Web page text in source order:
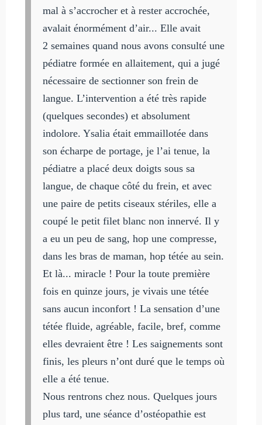
mal à s’accrocher et à rester accrochée,
avalait énormément d’air... Elle avait
2 semaines quand nous avons consulté une
pédiatre formée en allaitement, qui a jugé
nécessaire de sectionner son frein de
langue. L’intervention a été très rapide
(quelques secondes) et absolument
indolore. Ysalia était emmaillotée dans
son écharpe de portage, je l’ai tenue, la
pédiatre a placé deux doigts sous sa
langue, de chaque côté du frein, et avec
une paire de petits ciseaux stériles, elle a
coupé le petit filet blanc non innervé. Il y
a eu un peu de sang, hop une compresse,
dans les bras de maman, hop tétée au sein.
Et là... miracle ! Pour la toute première
fois en quinze jours, je vivais une tétée
sans aucun inconfort ! La sensation d’une
tétée fluide, agréable, facile, bref, comme
elles devraient être ! Les saignements sont
finis, les pleurs n’ont duré que le temps où
elle a été tenue.
Nous rentrons chez nous. Quelques jours
plus tard, une séance d’ostéopathie est